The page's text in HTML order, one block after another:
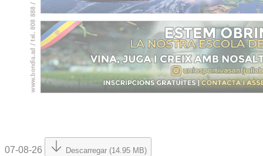
07-08-26 Descarregar (14.95 MB)